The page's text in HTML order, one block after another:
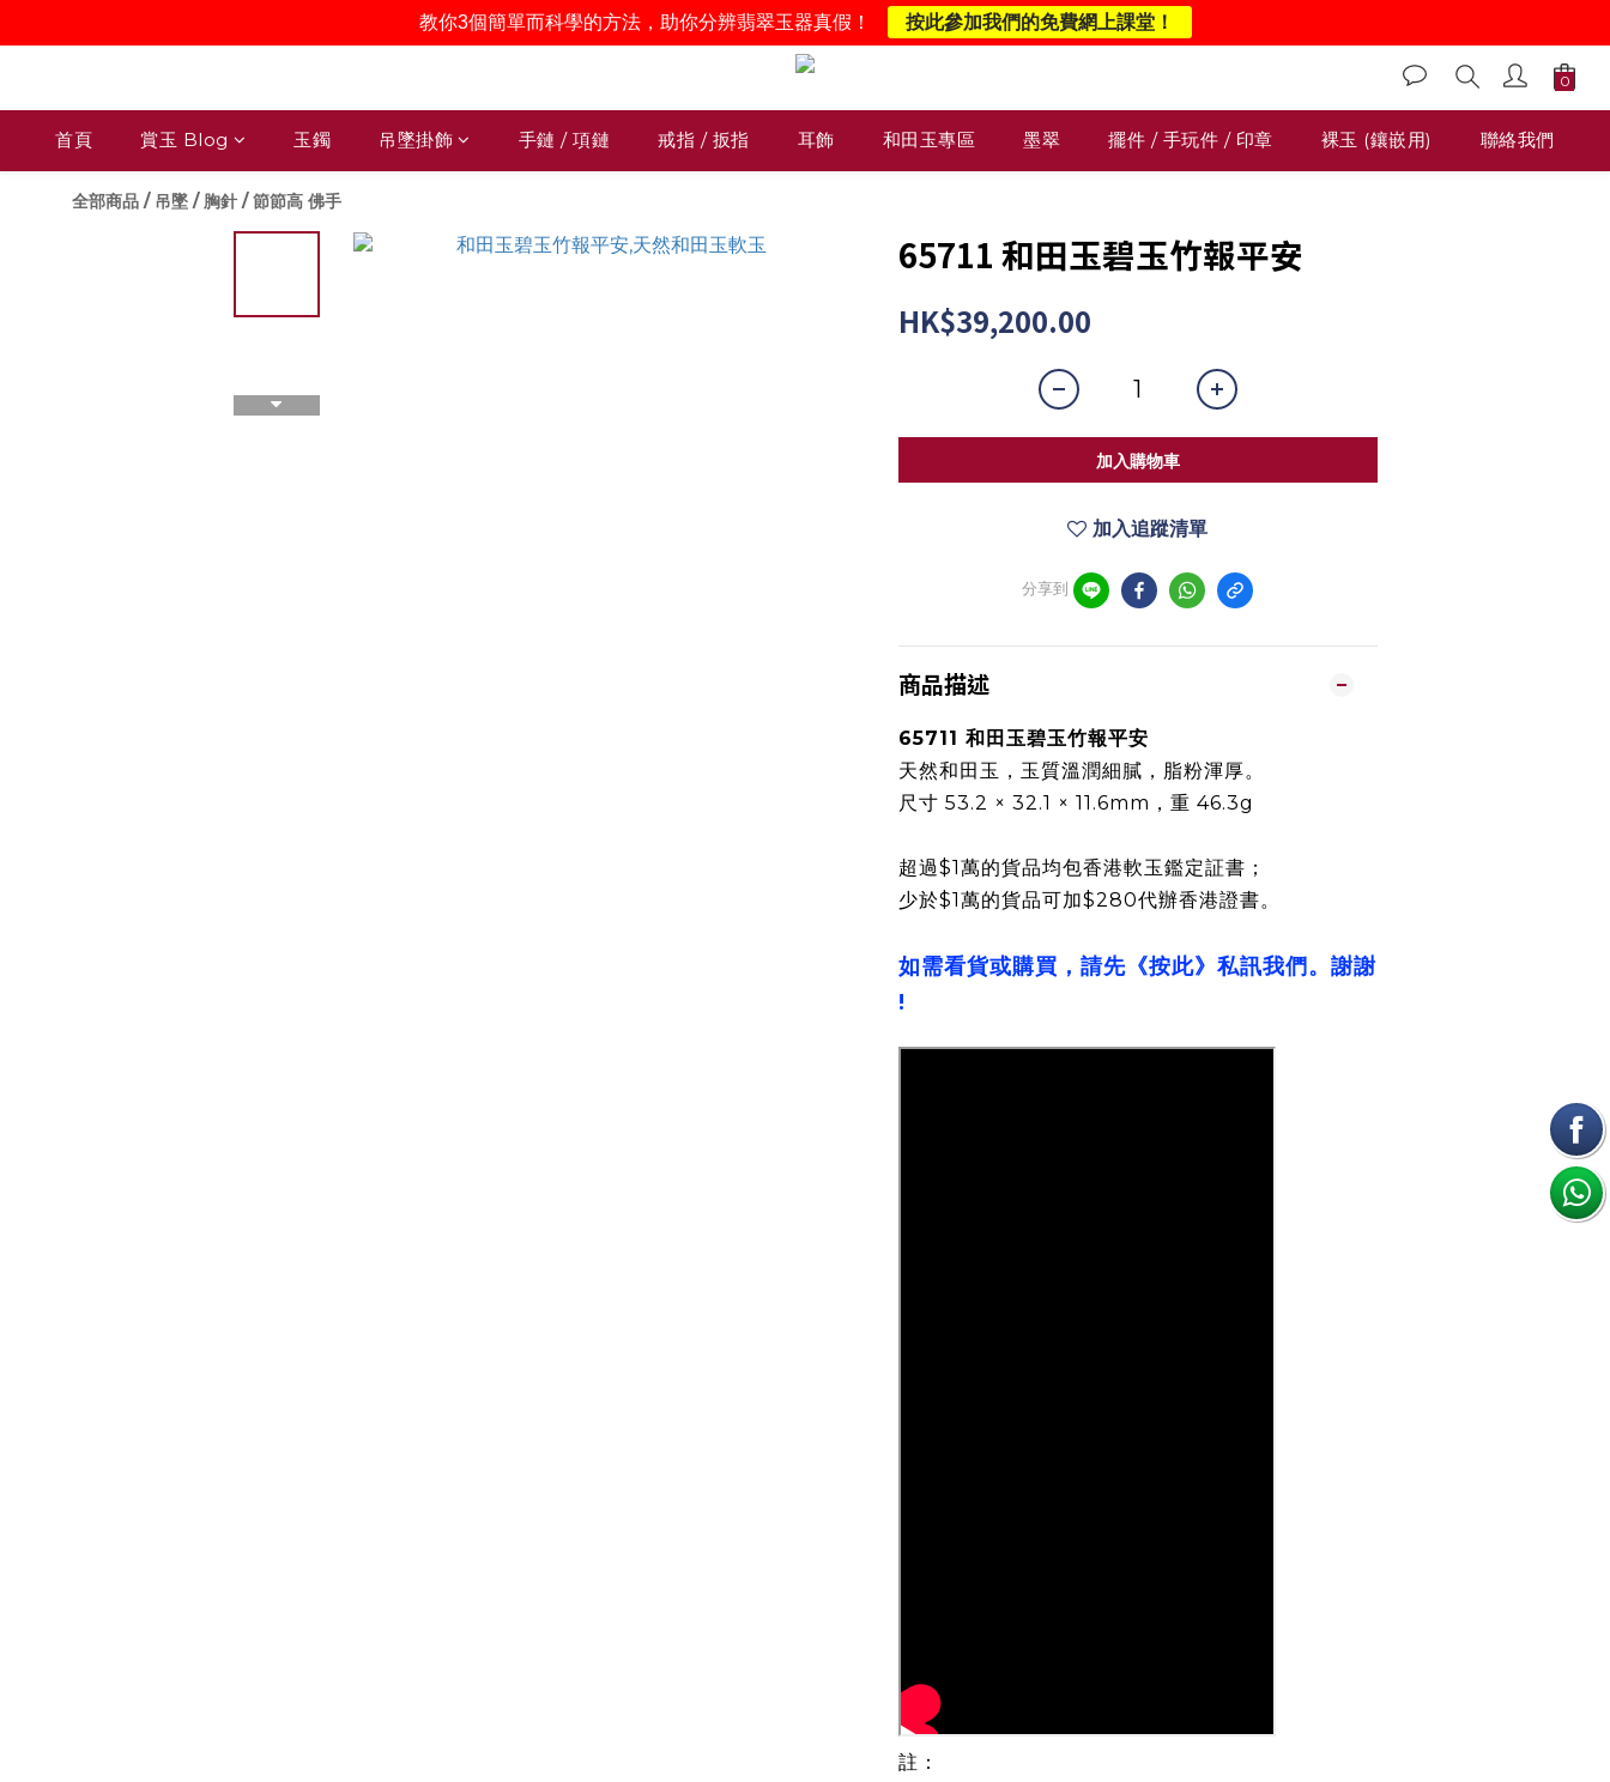
首頁 賞玉 Blog 玉鐲 吊墜掛飾 手鏈 / 項鏈 戒指 / 扳指 耳飾 和田玉專區 墨翠 擺件 / 手玩件 / 印章 裸玉 (鑲嵌用) 聯絡我們
全部商品 / 吊墜 / 胸針 /節節高 佛手
65711 和田玉碧玉竹報平安
HK$39,200.00
加入購物車
加入追蹤清單
分享到
商品描述
65711 和田玉碧玉竹報平安
天然和田玉，玉質溫潤細膩，脂粉渾厚。
尺寸 53.2 × 32.1 × 11.6mm，重 46.3g
超過$1萬的貨品均包香港軟玉鑑定証書；
少於$1萬的貨品可加$280代辦香港證書。
如需看貨或購買，請先《按此》私訊我們。謝謝
!
註：
教你3個簡單而科學的方法，助你分辨翡翠玉器真假！ 按此參加我們的免費網上課堂！